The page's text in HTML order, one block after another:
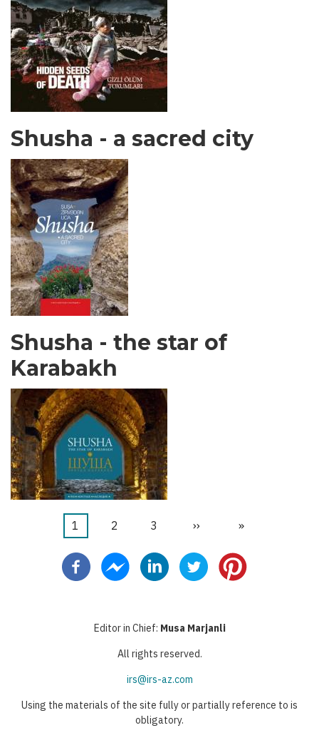
Shusha - a sacred city
Shusha - the star of
Karabakh
Pagination
Halaman
1 Halaman
2 Halaman
3
Halaman
››
Last
»
Editor in Chief: Musa Marjanli
All rights reserved.
irs@irs-az.com
Using the materials of the site fully or partially reference to is
obligatory.